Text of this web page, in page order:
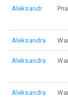
Aleksandr Pria
Aleksandra
Aleksandra
Aleksandra